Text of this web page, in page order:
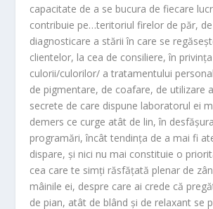
capacitate de a se bucura de fiecare
contribuie pe…teritoriul firelor de păr,
diagnosticare a stării în care se
clientelor, la cea de consiliere, în
culorii/culorilor/ a tratamentului
de pigmentare, de coafare, de utilizare
secrete de care dispune laboratorul ei
demers ce curge atât de lin, în
programări, încât tendința de a mai fi
dispare, și nici nu mai constituie o
cea care te simți răsfățată plenar de
mâinile ei, despre care ai crede că
de pian, atât de blând și de relaxant se